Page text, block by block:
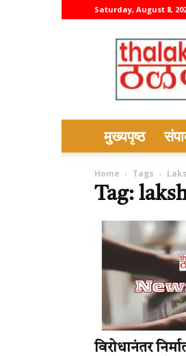
Saturday, August 8,
मुख्यपृष्ठ
Home Tags
Tag:
विरोधानंतर